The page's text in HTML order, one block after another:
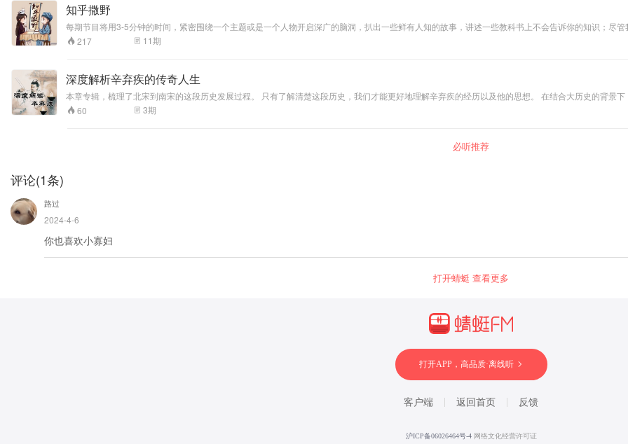
知乎撒野
每期节目将用3-5分钟的时间，紧密围绕一个主题或是一个人物开启深广的脑洞，扒出一些鲜有人知的故事，讲述一些教科书上不会告诉你的知识；尽
量与弘扬先进文化。当然，我们不是中国知网也不是段子手，我们只是知识和段子的搬运工。
217 11期
深度解析辛弃疾的传奇人生
本章专辑，梳理了北宋到南宋的这段历史发展过程。 只有了解清楚这段历史，我们才能更好地理解辛弃疾的经历以及他的思想。 在结合大历史的背景下，梳理辛弃疾的一生，同时再将作品结合进行解读。 辛弃疾的一
60 3期
必听推荐
评论(1条)
路过
2024-4-6
你也喜欢小寡妇
打开蜻蜓 查看更多
打开APP，高品质·离线听
客户端 返回首页 反馈
沪ICP备06026464号-4 网络文化经营许可证